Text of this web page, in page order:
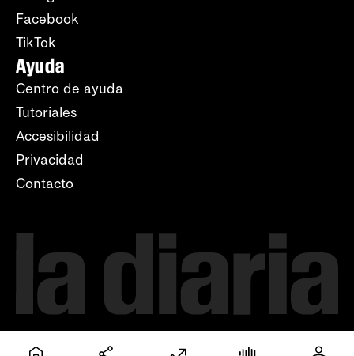
Facebook
TikTok
Ayuda
Centro de ayuda
Tutoriales
Accesibilidad
Privacidad
Contacto